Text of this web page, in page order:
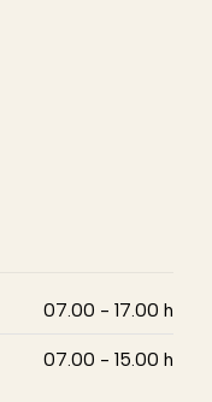
07.00 - 17.00 h
07.00 - 15.00 h